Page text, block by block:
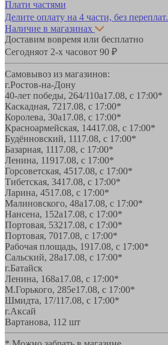
Плати частями
Делите оплату на 4 части, без переплат.
Наличие в магазинах
Доставим вовремя или бесплатно
Сегодняот 2-х часовот 90 ₽
Самовывоз из магазинов:
г.Ростов-на-Дону
40-лет победы, 264/110а17.08, с 17:00*
Каскадная, 7217.08, с 17:00*
Королева, 30а17.08, с 17:00*
Красноармейская, 14417.08, с 17:00*
Будённовский, 1117.08, с 17:00*
Базарная, 1117.08, с 17:00*
Ленина, 11917.08, с 17:00*
Горсоветская, 4517.08, с 17:00*
Тибетская, 3417.08, с 17:00*
Ларина, 4517.08, с 17:00*
Малиновского, 48а17.08, с 17:00*
Нансена, 152а17.08, с 17:00*
Портовая, 53217.08, с 17:00*
Портовая, 7017.08, с 17:00*
Рабочая площадь, 1917.08, с 17:00*
Сальский, 28a17.08, с 17:00*
г.Батайск
Ленина, 168а17.08, с 17:00*
М.Горького, 285е17.08, с 17:00*
Шмидта, 17/117.08, с 17:00*
г.Аксай
Вартанова, 11 2 шт